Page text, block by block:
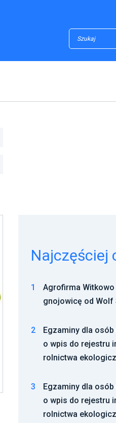
Najczęściej
1
Agrofirma
gnojowicę od Wolf
2
Egzaminy dla
o wpis do rejestru
rolnictwa
3
Egzaminy dla
o wpis do rejestru
rolnictwa